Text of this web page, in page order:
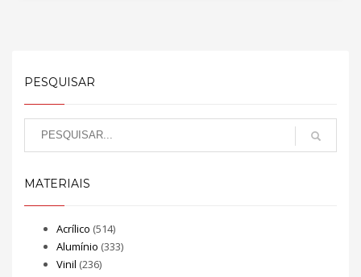
PESQUISAR
MATERIAIS
Acrílico (514)
Alumínio (333)
Vinil (236)